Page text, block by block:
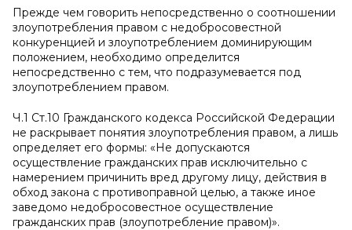
Прежде чем говорить непосредственно о соотношении
злоупотребления правом с недобросовестной
конкуренцией и злоупотреблением доминирующим
положением, необходимо определится
непосредственно с тем, что подразумевается под
злоупотреблением правом.
Ч.1 Ст.10 Гражданского кодекса Российской Федерации
не раскрывает понятия злоупотребления правом, а лишь
определяет его формы: «Не допускаются
осуществление гражданских прав исключительно с
намерением причинить вред другому лицу, действия в
обход закона с противоправной целью, а также иное
заведомо недобросовестное осуществление
гражданских прав (злоупотребление правом)».